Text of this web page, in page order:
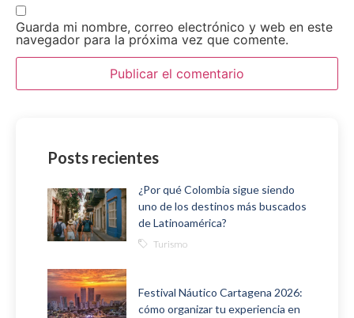
Guarda mi nombre, correo electrónico y web en este
navegador para la próxima vez que comente.
Posts recientes
¿Por qué Colombia sigue siendo
uno de los destinos más buscados
de Latinoamérica?
Turismo
Festival Náutico Cartagena 2026:
cómo organizar tu experiencia en